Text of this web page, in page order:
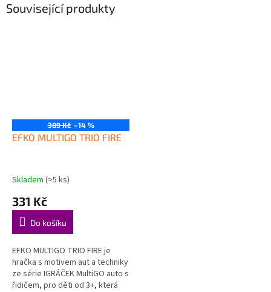
Související produkty
389 Kč –14 %
EFKO MULTIGO TRIO FIRE
Skladem (>5 ks)
331 Kč
Do košíku
EFKO MULTIGO TRIO FIRE je
hračka s motivem aut a techniky
ze série IGRÁČEK MultiGO auto s
řidičem, pro děti od 3+, která